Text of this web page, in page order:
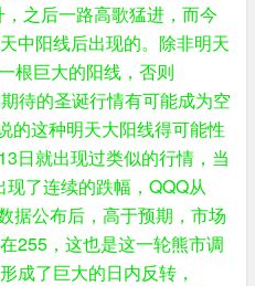
之后一路高歌猛进，而今
中阳线后出现的。除非明天
根巨大的阳线，否则
待的圣诞行情有可能成为空
的这种明天大阳线得可能性
日就出现过类似的行情，当
了连续的跌幅，QQQ从
据公布后，高于预期，市场
255，这也是这一轮熊市调
成了巨大的日内反转，